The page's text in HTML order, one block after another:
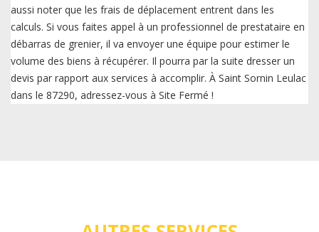
aussi noter que les frais de déplacement entrent dans les
calculs. Si vous faites appel à un professionnel de prestataire en
débarras de grenier, il va envoyer une équipe pour estimer le
volume des biens à récupérer. Il pourra par la suite dresser un
devis par rapport aux services à accomplir. À Saint Sornin Leulac
dans le 87290, adressez-vous à Site Fermé !